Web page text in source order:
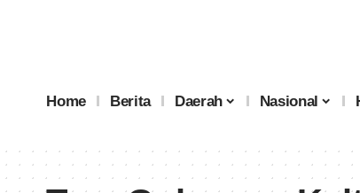
Home Berita Daerah Nasional